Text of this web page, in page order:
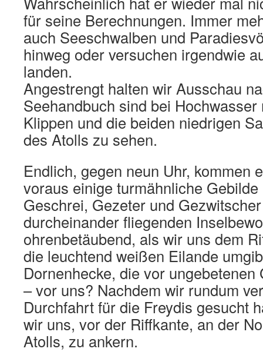
für seine Berechnungen. Immer
auch Seeschwalben und
hinweg oder versuchen irgendwie
landen.
Angestrengt halten wir Ausschau
Seehandbuch sind bei
Klippen und die beiden niedrigen
des Atolls zu sehen.
Endlich, gegen neun Uhr, kommen
voraus einige turmähnliche
Geschrei, Gezeter und
durcheinander fliegenden
ohrenbetäubend, als wir uns dem
die leuchtend weißen Eilande
Dornenhecke, die vor
– vor uns? Nachdem wir rundum
Durchfahrt für die Freydis gesucht
wir uns, vor der Riffkante, an der
Atolls, zu ankern.